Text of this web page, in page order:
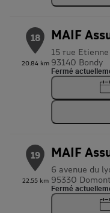
18
20.84 km
MAIF
15 rue
93140 Bondy
Fermé
19
22.55 km
MAIF
6 avenue du
95330 Domont
Fermé